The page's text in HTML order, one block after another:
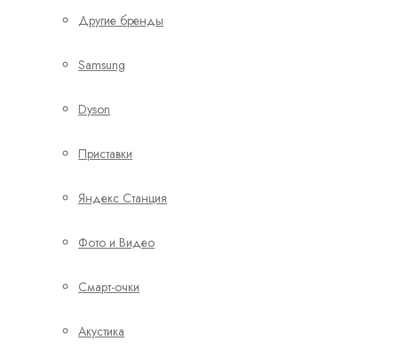
Другие бренды
Samsung
Dyson
Приставки
Яндекс Станция
Фото и Видео
Смарт-очки
Акустика